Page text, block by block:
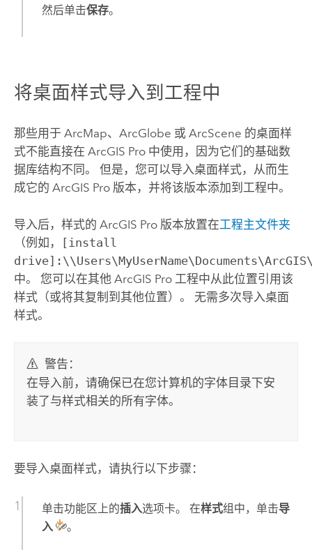
然后单击保存。
将桌面样式导入到工程中
那些用于 ArcMap、 ArcGlobe 或 ArcScene 的桌面样
式不能直接在 ArcGIS Pro中使用，因为它们的基础数
据库结构不同。 但是，您可以导入桌面样式，从而生
成它的 ArcGIS Pro版本，并将该版本添加到工程中。
导入后，样式的 ArcGIS Pro版本放置在工程主文件夹
（例如，
[install
中。 您可以在其他 ArcGIS Pro工程中从此位置引用该
样式（或将其复制到其他位置）。 无需多次导入桌面
样式。
警告：
在导入前，请确保已在您计算机的字体目录下安
装了与样式相关的所有字体。
要导入桌面样式，请执行以下步骤：
单击功能区上的插入选项卡。 在样式组中，单击导
入
。